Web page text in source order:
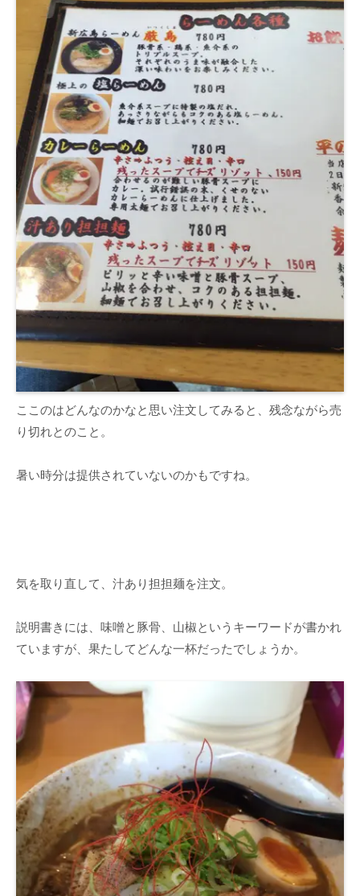
ここのはどんなのかなと思い注文してみると、残念ながら売
り切れとのこと。
暑い時分は提供されていないのかもですね。
気を取り直して、汁あり担担麺を注文。
説明書きには、味噌と豚骨、山椒というキーワードが書かれ
ていますが、果たしてどんな一杯だったでしょうか。